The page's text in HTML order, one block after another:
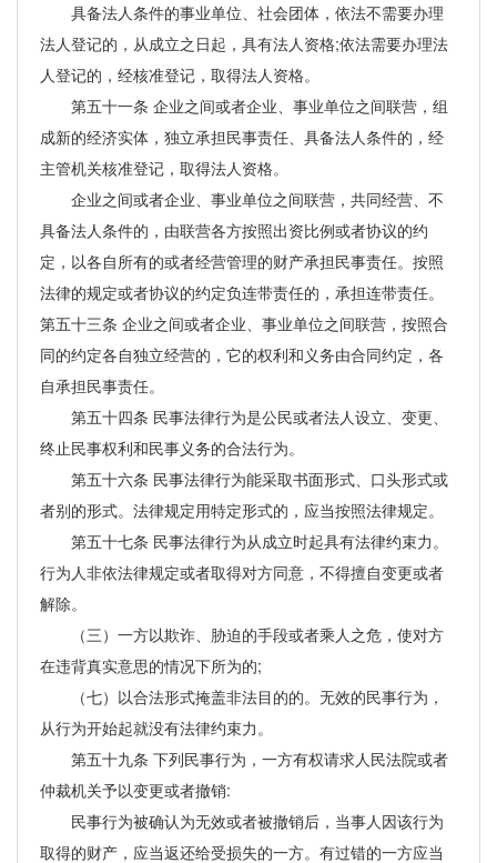
具备法人条件的事业单位、社会团体，依法不需要办理
法人登记的，从成立之日起，具有法人资格;依法需要办理法
人登记的，经核准登记，取得法人资格。
第五十一条 企业之间或者企业、事业单位之间联营，组
成新的经济实体，独立承担民事责任、具备法人条件的，经
主管机关核准登记，取得法人资格。
企业之间或者企业、事业单位之间联营，共同经营、不
具备法人条件的，由联营各方按照出资比例或者协议的约
定，以各自所有的或者经营管理的财产承担民事责任。按照
法律的规定或者协议的约定负连带责任的，承担连带责任。
第五十三条 企业之间或者企业、事业单位之间联营，按照合
同的约定各自独立经营的，它的权利和义务由合同约定，各
自承担民事责任。
第五十四条 民事法律行为是公民或者法人设立、变更、
终止民事权利和民事义务的合法行为。
第五十六条 民事法律行为能采取书面形式、口头形式或
者别的形式。法律规定用特定形式的，应当按照法律规定。
第五十七条 民事法律行为从成立时起具有法律约束力。
行为人非依法律规定或者取得对方同意，不得擅自变更或者
解除。
（三）一方以欺诈、胁迫的手段或者乘人之危，使对方
在违背真实意思的情况下所为的;
（七）以合法形式掩盖非法目的的。无效的民事行为，
从行为开始起就没有法律约束力。
第五十九条 下列民事行为，一方有权请求人民法院或者
仲裁机关予以变更或者撤销:
民事行为被确认为无效或者被撤销后，当事人因该行为
取得的财产，应当返还给受损失的一方。有过错的一方应当